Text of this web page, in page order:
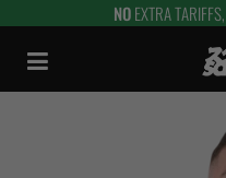
NOEXTRA
Inhalt
springen